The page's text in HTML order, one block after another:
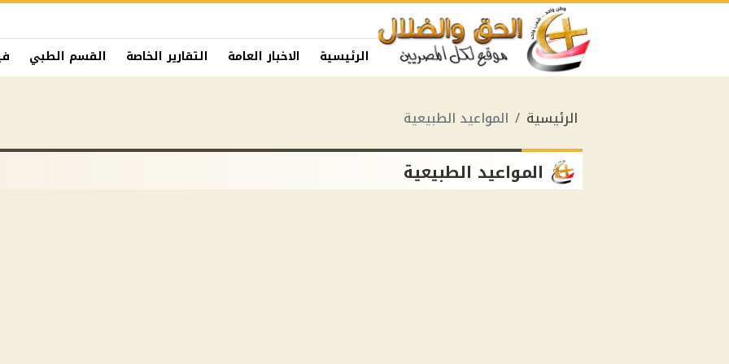
الرئيسية الاخبار العامة التقارير الخاصة القسم الطبي
الرئيسية المواعيد الطبيعية
المواعيد الطبيعية